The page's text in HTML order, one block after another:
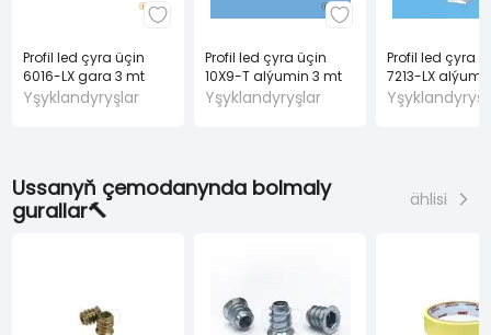
Profil led çyra üçin
6016-LX gara 3 mt
Yşyklandyryşlar
Profil led çyra üçin
10X9-T alýumin 3 mt
Yşyklandyryşlar
Profil led çyra
7213-LX
Ussanyň çemodanynda bolmaly
gurallar🔨
ählisi